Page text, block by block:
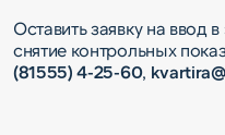
Оставить заявку на ввод
снятие контрольных
(81555) 4-25-60,